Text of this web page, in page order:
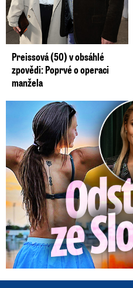
Preissová (50) v obsáhlé
zpovědi: Poprvé o operaci
manžela
Germáni z Jejího těla: Odstěhuj